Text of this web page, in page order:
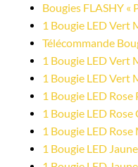
Bougies FLASHY «
1 Bougie LED Vert
Télécommande
1 Bougie LED Vert
1 Bougie LED Vert
1 Bougie LED Rose
1 Bougie LED Rose
1 Bougie LED Rose
1 Bougie LED